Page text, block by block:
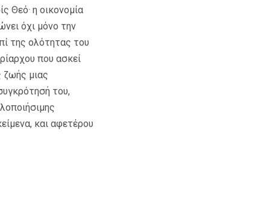
Θεό· η οικονομία
όχι μόνο την
της ολότητας του
που ασκεί
ζωής μιας
του,
και αφετέρου